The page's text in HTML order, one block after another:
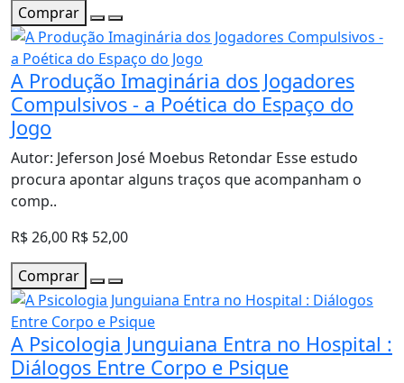
Comprar
A Produção Imaginária dos Jogadores
Compulsivos - a Poética do Espaço do
Jogo
Autor: Jeferson José Moebus Retondar Esse estudo
procura apontar alguns traços que acompanham o
comp..
R$ 26,00 R$ 52,00
Comprar
A Psicologia Junguiana Entra no Hospital :
Diálogos Entre Corpo e Psique